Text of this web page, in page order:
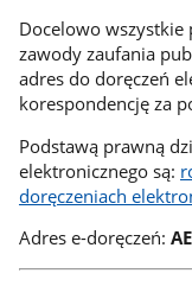
Docelowo
zawody zaufania
adres do doręczeń
korespondencję za
Podstawą prawną
elektronicznego są:
doręczeniach
Adres e-doręczeń: